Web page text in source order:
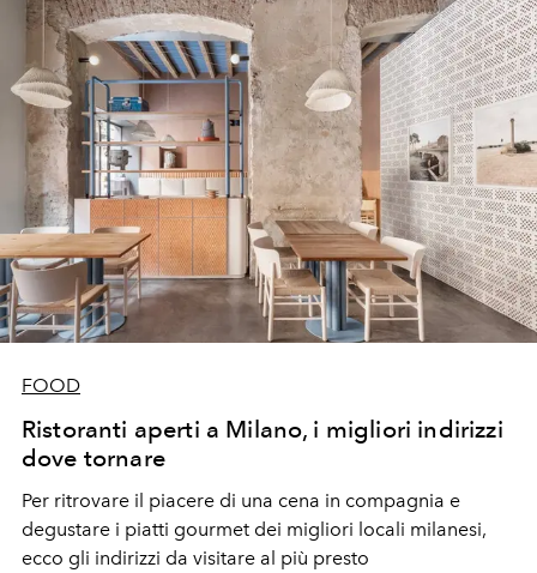
FOOD
Ristoranti aperti a Milano, i migliori indirizzi
dove tornare
Per ritrovare il piacere di una cena in compagnia e
degustare i piatti gourmet dei migliori locali milanesi,
ecco gli indirizzi da visitare al più presto